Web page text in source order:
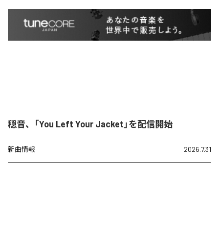
穏音、「You Left Your Jacket」を配信開始
新曲情報 2026.7.31